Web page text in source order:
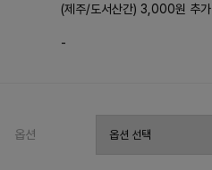
(제주/도서산간) 3,000원 추가
-
옵션